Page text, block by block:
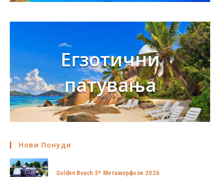
Егзотични
патувања
Нови Понуди
Golden Beach 3* Метаморфози 2026